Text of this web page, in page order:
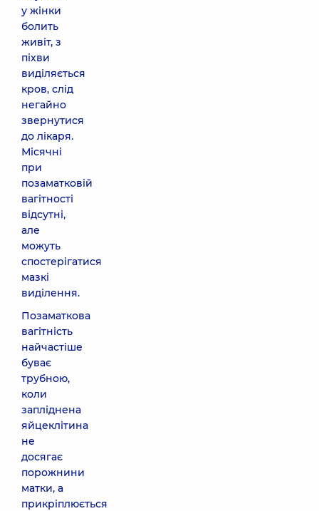
у жінки
болить
живіт, з
піхви
виділяється
кров, слід
негайно
звернутися
до лікаря.
Місячні
при
позаматковій
вагітності
відсутні,
але
можуть
спостерігатися
мазкі
виділення.
Позаматкова
вагітність
найчастіше
буває
трубною,
коли
запліднена
яйцеклітина
не
досягає
порожнини
матки, а
прикріплюється